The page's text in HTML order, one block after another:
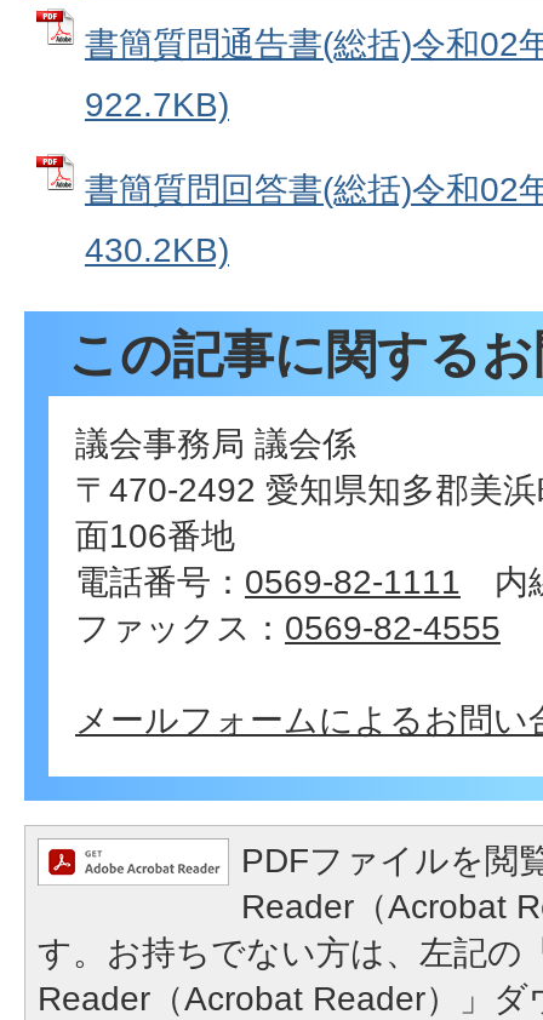
書簡質問通告書(総括)令和02
922.7KB)
書簡質問回答書(総括)令和02
430.2KB)
この記事に関する
議会事務局 議会係
〒470-2492 愛知県知多郡美
面106番地
電話番号： 0569-82-1111 内
ファックス： 0569-82-4555
メールフォームによるお問い
PDFファイルを閲
Reader（Acrobat
す。お持ちでない方は、左記の
Reader（Acrobat Reader）」